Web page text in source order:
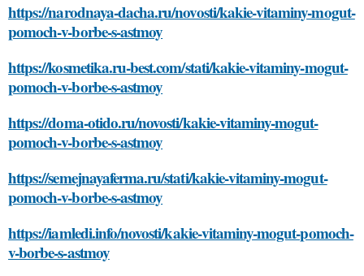
https://narodnaya-dacha.ru/novosti/kakie-vitaminy-mogut-
pomoch-v-borbe-s-astmoy
https://kosmetika.ru-best.com/stati/kakie-vitaminy-mogut-
pomoch-v-borbe-s-astmoy
https://doma-otido.ru/novosti/kakie-vitaminy-mogut-
pomoch-v-borbe-s-astmoy
https://semejnayaferma.ru/stati/kakie-vitaminy-mogut-
pomoch-v-borbe-s-astmoy
https://iamledi.info/novosti/kakie-vitaminy-mogut-pomoch-
v-borbe-s-astmoy